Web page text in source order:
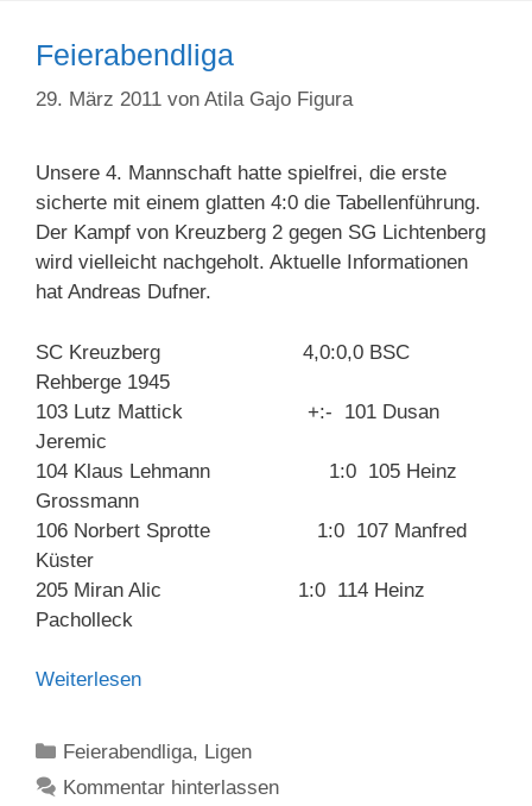
Feierabendliga
29. März 2011 von Atila Gajo Figura
Unsere 4. Mannschaft hatte spielfrei, die erste
sicherte mit einem glatten 4:0 die Tabellenführung.
Der Kampf von Kreuzberg 2 gegen SG Lichtenberg
wird vielleicht nachgeholt. Aktuelle Informationen
hat Andreas Dufner.
SC Kreuzberg 4,0:0,0 BSC
Rehberge 1945
103 Lutz Mattick +:- 101 Dusan
Jeremic
104 Klaus Lehmann 1:0 105 Heinz
Grossmann
106 Norbert Sprotte 1:0 107 Manfred
Küster
205 Miran Alic 1:0 114 Heinz
Pacholleck
Weiterlesen
Kategorien
Feierabendliga, Ligen
Kommentar hinterlassen